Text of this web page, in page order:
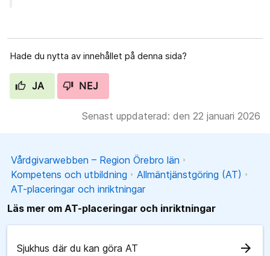
Hade du nytta av innehållet på denna sida?
JA NEJ
Senast uppdaterad: den 22 januari 2026
Vårdgivarwebben – Region Örebro län
Kompetens och utbildning
Allmäntjänstgöring (AT)
AT-placeringar och inriktningar
Läs mer om AT-placeringar och inriktningar
Sjukhus där du kan göra AT arrow_forward